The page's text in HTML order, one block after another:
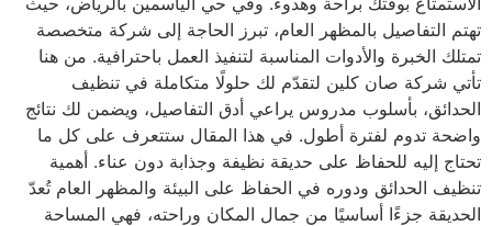
تهتم التفاصيل بالمظهر العام، تبرز الحاجة إلى شركة متخصصة
تمتلك الخبرة والأدوات المناسبة لتنفيذ العمل باحترافية. من هنا
تأتي شركة صان كلين لتقدّم لك حلولًا متكاملة في تنظيف
الحدائق، بأسلوب مدروس يراعي أدق التفاصيل، ويضمن لك نتائج
واضحة تدوم لفترة أطول. في هذا المقال ستتعرف على كل ما
تحتاج إليه للحفاظ على حديقة نظيفة وجذابة دون عناء. أهمية
تنظيف الحدائق ودوره في الحفاظ على البيئة والمظهر العام تُعدّ
الحديقة جزءًا أساسيًا من جمال المكان وراحته، فهي المساحة